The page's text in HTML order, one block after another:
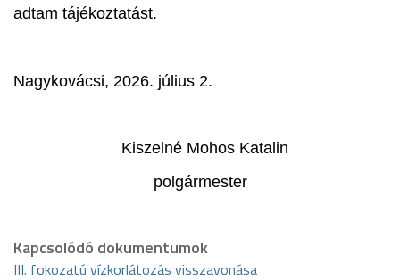
adtam tájékoztatást.
Nagykovácsi, 2026. július 2.
Kiszelné Mohos Katalin
polgármester
Kapcsolódó dokumentumok
III. fokozatú vízkorlátozás visszavonása